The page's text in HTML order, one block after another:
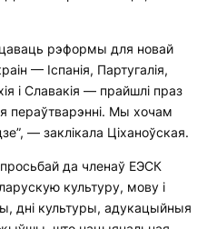
рэформы для новай
— Іспанія, Партугалія,
і Славакія — прайшлі праз
пераўтварэнні. Мы хочам
— заклікала Ціханоўская.
да членаў ЕЭСК
культуру, мову і
дні культуры, адукацыйныя